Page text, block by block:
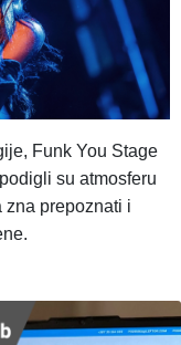
Funk You Stage
su atmosferu
prepoznati i